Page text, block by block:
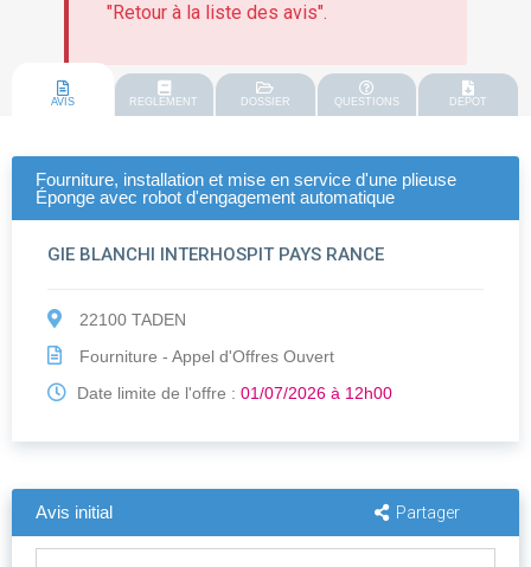
"Retour à la liste des avis".
AVIS REGLEMENT DOSSIER QUESTIONS DEPOT
Fourniture, installation et mise en service d'une plieuse
Éponge avec robot d'engagement automatique
GIE BLANCHI INTERHOSPIT PAYS RANCE
22100 TADEN
Fourniture - Appel d'Offres Ouvert
Date limite de l'offre : 01/07/2026 à 12h00
Avis initial Partager